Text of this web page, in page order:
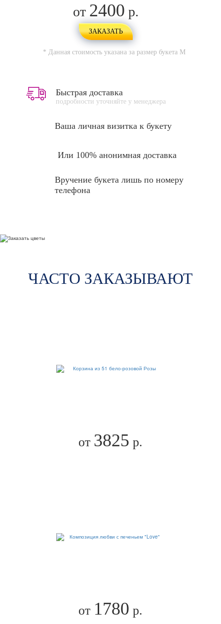
от 2400 р.
ЗАКАЗАТЬ
* Данная стоимость указана за размер букета M
Быстрая доставка
подробности уточняйте у менеджера
Ваша личная визитка к букету
Или 100% анонимная доставка
Вручение букета лишь по номеру
телефона
ЧАСТО ЗАКАЗЫВАЮТ
от 3825 р.
от 1780 р.